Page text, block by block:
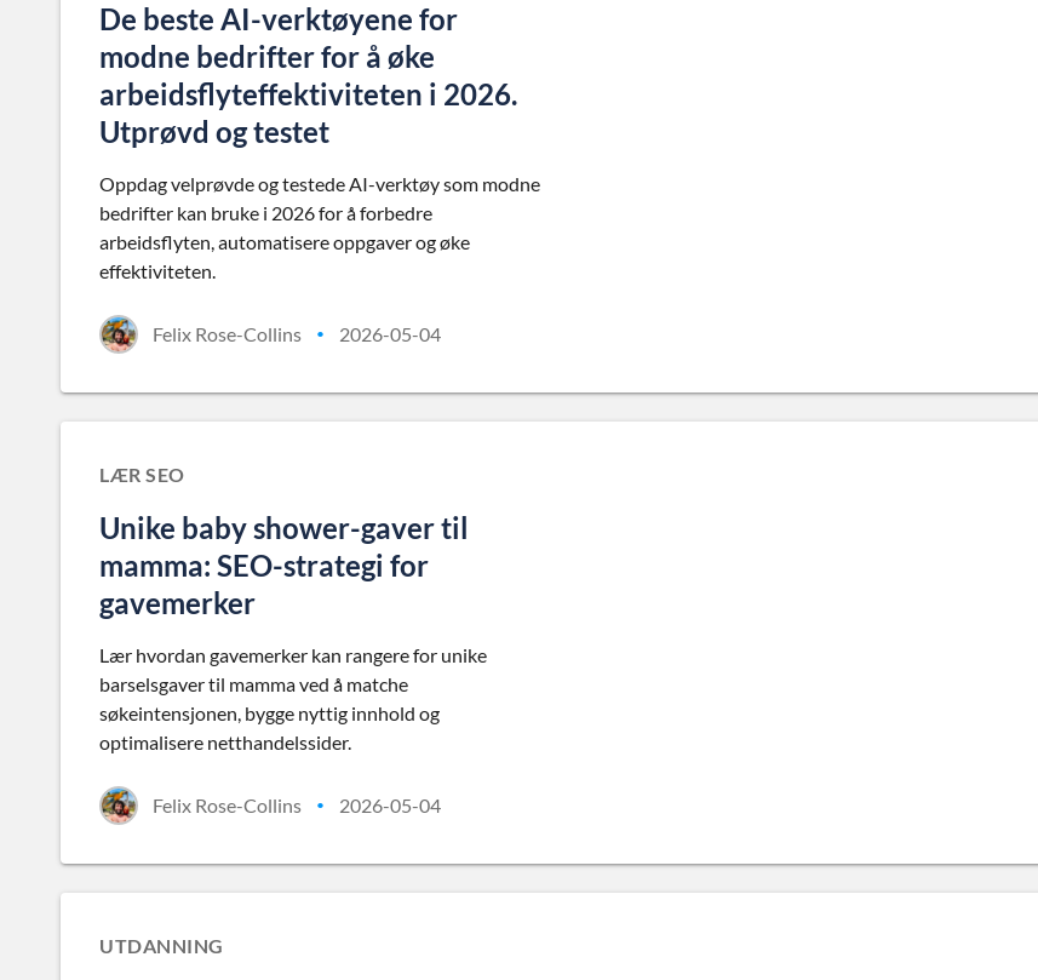
De beste AI-verktøyene for
modne bedrifter for å øke
arbeidsflyteffektiviteten i 2026.
Utprøvd og testet
Oppdag velprøvde og testede AI-verktøy som modne
bedrifter kan bruke i 2026 for å forbedre
arbeidsflyten, automatisere oppgaver og øke
effektiviteten.
Felix Rose-Collins • 2026-05-04
LÆR SEO
Unike baby shower-gaver til
mamma: SEO-strategi for
gavemerker
Lær hvordan gavemerker kan rangere for unike
barselsgaver til mamma ved å matche
søkeintensjonen, bygge nyttig innhold og
optimalisere netthandelssider.
Felix Rose-Collins • 2026-05-04
UTDANNING